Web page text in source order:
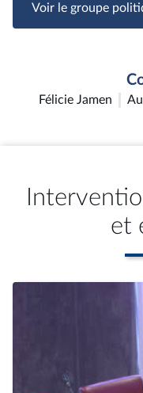
Voir le groupe
Félicie Jamen
et